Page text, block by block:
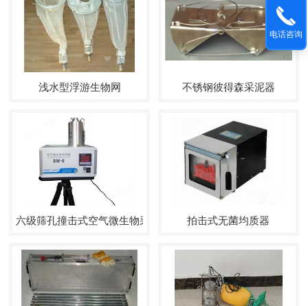
浅水型浮游生物网 不锈钢彼得森采泥器
六级筛孔撞击式空气微生物采样器 拍击式无菌均质器
电话咨询